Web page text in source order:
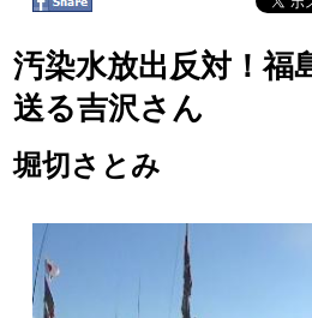
汚染水放出反対！福
送る吉沢さん
堀切さとみ